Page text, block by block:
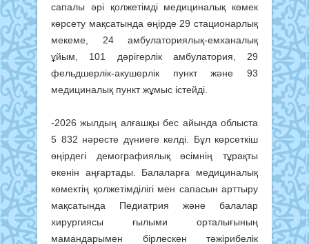
сапалы әрі қолжетімді медициналық көмек
көрсету мақсатында өңірде 29 стационарлық
мекеме, 24 амбулаториялық-емханалық
ұйым, 101 дәрігерлік амбулатория, 29
фельдшерлік-акушерлік пункт және 93
медициналық пункт жұмыс істейді.
-2026 жылдың алғашқы бес айында облыста
5 832 нәресте дүниеге келді. Бұл көрсеткіш
өңірдегі демографиялық өсімнің тұрақты
екенін аңғартады. Балаларға медициналық
көмектің қолжетімділігі мен сапасын арттыру
мақсатында Педиатрия және балалар
хирургиясы ғылыми орталығының
мамандарымен бірлескен тәжірибелік